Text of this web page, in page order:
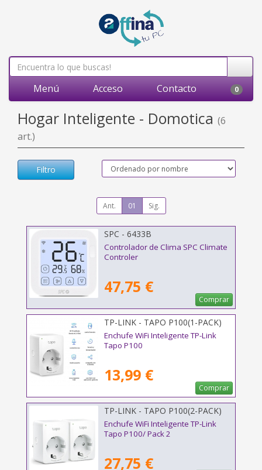
Menú Acceso Contacto 0
Hogar Inteligente - Domotica (6
art.)
Filtro
Ant. 01 Sig.
SPC - 6433B
Controlador de Clima SPC Climate
Controler
47,75 €
Comprar
TP-LINK - TAPO P100(1-PACK)
Enchufe WiFi Inteligente TP-Link
Tapo P100
13,99 €
Comprar
TP-LINK - TAPO P100(2-PACK)
V2
Enchufe WiFi Inteligente TP-Link
Tapo P100/ Pack 2
27,75 €